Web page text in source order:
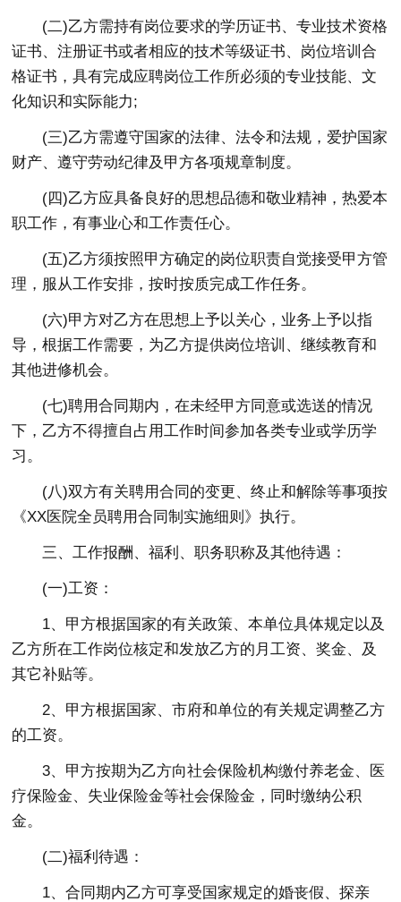
(二)乙方需持有岗位要求的学历证书、专业技术资格
证书、注册证书或者相应的技术等级证书、岗位培训合
格证书，具有完成应聘岗位工作所必须的专业技能、文
化知识和实际能力;
(三)乙方需遵守国家的法律、法令和法规，爱护国家
财产、遵守劳动纪律及甲方各项规章制度。
(四)乙方应具备良好的思想品德和敬业精神，热爱本
职工作，有事业心和工作责任心。
(五)乙方须按照甲方确定的岗位职责自觉接受甲方管
理，服从工作安排，按时按质完成工作任务。
(六)甲方对乙方在思想上予以关心，业务上予以指
导，根据工作需要，为乙方提供岗位培训、继续教育和
其他进修机会。
(七)聘用合同期内，在未经甲方同意或选送的情况
下，乙方不得擅自占用工作时间参加各类专业或学历学
习。
(八)双方有关聘用合同的变更、终止和解除等事项按
《XX医院全员聘用合同制实施细则》执行。
三、工作报酬、福利、职务职称及其他待遇：
(一)工资：
1、甲方根据国家的有关政策、本单位具体规定以及
乙方所在工作岗位核定和发放乙方的月工资、奖金、及
其它补贴等。
2、甲方根据国家、市府和单位的有关规定调整乙方
的工资。
3、甲方按期为乙方向社会保险机构缴付养老金、医
疗保险金、失业保险金等社会保险金，同时缴纳公积
金。
(二)福利待遇：
1、合同期内乙方可享受国家规定的婚丧假、探亲